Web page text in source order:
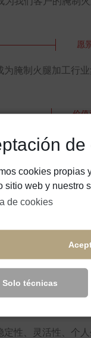
de
cookies propias
sitio web y nuestro
de cookies
Solo técnicas
愿
腌制火腿加工行
价值
的企业、我们的客
可持续性生产恪守
人和专业发展；
。基于信任、谦
企业及其供应商和
我们所在地区的发
定性、灵活性、个